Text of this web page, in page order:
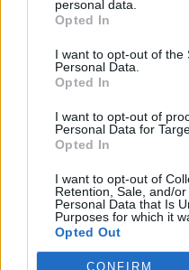
personal data.
Opted In
I want to opt-out of the
Personal Data.
Opted In
I want to opt-out of
Personal Data for
Opted In
I want to opt-out of
Retention, Sale, and/
Personal Data that Is
Purposes for which it
Opted Out
CONFIRM
Ένας στους 4 αναιρεί
υγιεινών γευμάτων με
ανθυγιεινά σνακ
ΔΙΕΘΝΉ